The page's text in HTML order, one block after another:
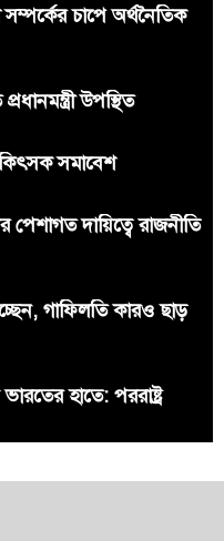
চাপে অর্থনৈতিক
উপস্থিত
সমাবেশ
পেশাগত দায়িত্বে রাজনীতি
গাফিলতি কারও ছাড়
হাতে: পররাষ্ট্র